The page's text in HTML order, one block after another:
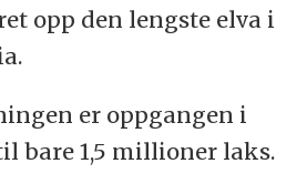
opp den lengste elva i
er oppgangen i
bare 1,5 millioner laks.